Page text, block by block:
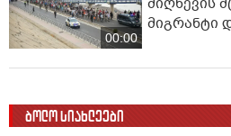
00:00
მიგრანტი
ბოლო სიახლეები